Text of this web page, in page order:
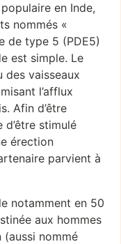
en Inde,
nommés «
de type 5 (PDE5)
est simple. Le
vaisseaux
l’afflux
Afin d’être
stimulé
érection
parvient à
notamment en 50
aux hommes
(aussi nommé